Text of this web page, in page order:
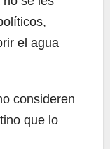
el agua
consideren
que lo